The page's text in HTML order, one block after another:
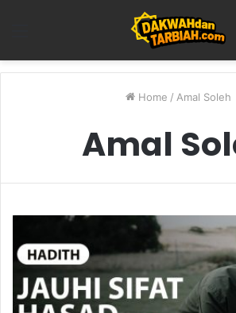
Home / Amal Soleh
Amal